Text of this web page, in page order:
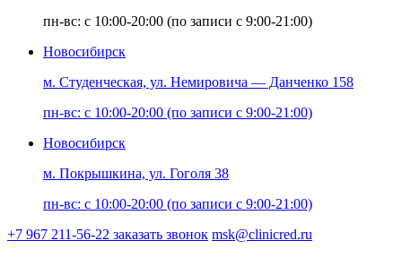
пн-вс: с 10:00-20:00 (по записи с 9:00-21:00)
Новосибирск
м. Студенческая, ул. Немировича — Данченко 158
пн-вс: с 10:00-20:00 (по записи с 9:00-21:00)
Новосибирск
м. Покрышкина, ул. Гоголя 38
пн-вс: с 10:00-20:00 (по записи с 9:00-21:00)
+7 967 211-56-22 заказать звонок msk@clinicred.ru